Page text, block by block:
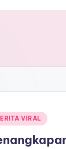
VIRAL